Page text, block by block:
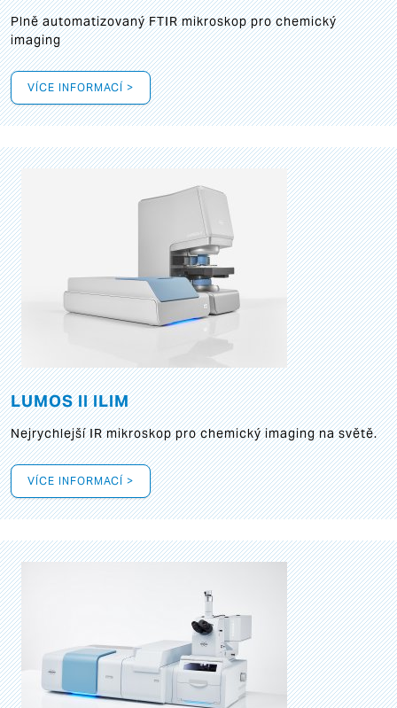
Plně automatizovaný FTIR mikroskop pro chemický
imaging
VÍCE INFORMACÍ >
LUMOS II ILIM
Nejrychlejší IR mikroskop pro chemický imaging na světě.
VÍCE INFORMACÍ >